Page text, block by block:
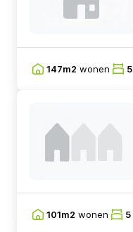
147m2 wonen 5
101m2 wonen 5